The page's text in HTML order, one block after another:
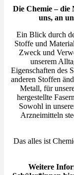
Die Chemie – die
uns, an
Ein Blick durch
Stoffe und
Zweck und
unserem
Eigenschaften des
anderen Stoffen
Metall, für
hergestellte
Sowohl in
Arzneimitteln
Das alles ist
Weitere